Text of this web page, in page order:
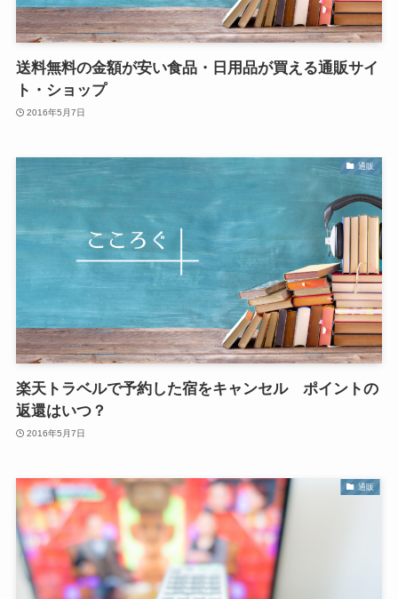
送料無料の金額が安い食品・日用品が買える通販サイ
ト・ショップ
2016年5月7日
通販
楽天トラベルで予約した宿をキャンセル ポイントの
返還はいつ？
2016年5月7日
通販